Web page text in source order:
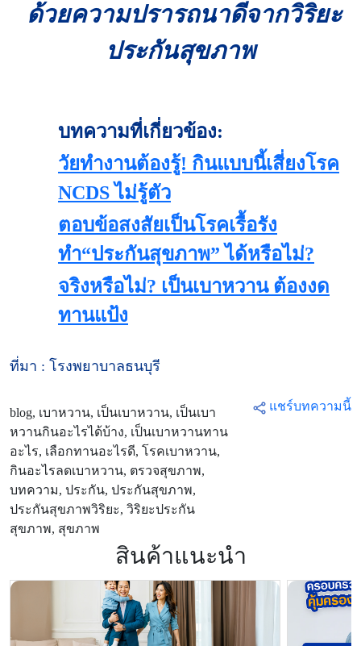
ด้วยความปรารถนาดีจากวิริยะ
ประกันสุขภาพ
บทความที่เกี่ยวข้อง:
วัยทำงานต้องรู้! กินแบบนี้เสี่ยงโรค
NCDS ไม่รู้ตัว
ตอบข้อสงสัยเป็นโรคเรื้อรัง
ทำ“ประกันสุขภาพ” ได้หรือไม่?
จริงหรือไม่? เป็นเบาหวาน ต้องงด
ทานแป้ง
ที่มา : โรงพยาบาลธนบุรี
blog, เบาหวาน, เป็นเบาหวาน, เป็นเบา
หวานกินอะไรได้บ้าง, เป็นเบาหวานทาน
อะไร, เลือกทานอะไรดี, โรคเบาหวาน,
กินอะไรลดเบาหวาน, ตรวจสุขภาพ,
บทความ, ประกัน, ประกันสุขภาพ,
ประกันสุขภาพวิริยะ, วิริยะประกัน
สุขภาพ, สุขภาพ
แชร์บทความนี้
สินค้าแนะนำ